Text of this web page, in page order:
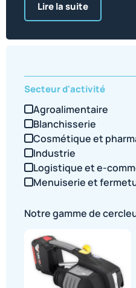
Lire la suite
Secteur d'activité
Agroalimentaire
Blanchisserie
Cosmétique et
Industrie
Logistique et e-
Menuiserie et
Notre gamme de